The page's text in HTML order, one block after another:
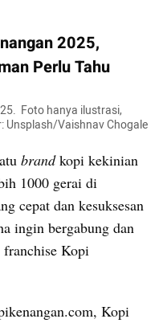
2025,
Perlu Tahu
Foto hanya ilustrasi,
Unsplash/Vaishnav Chogale
brand kopi kekinian
1000 gerai di
cepat dan kesuksesan
ingin bergabung dan
franchise Kopi
Kopi